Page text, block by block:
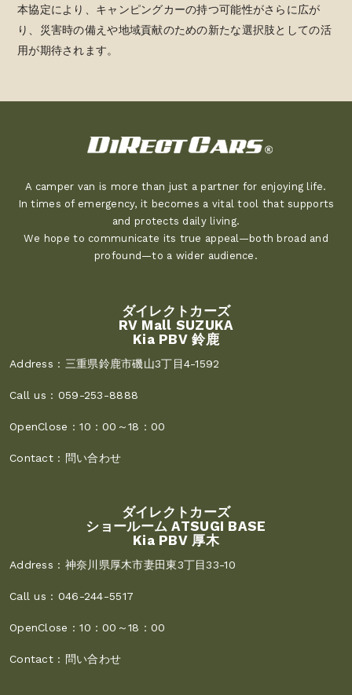
本協定により、キャンピングカーの持つ可能性がさらに広が
り、災害時の備えや地域貢献のための新たな選択肢としての活
用が期待されます。
A camper van is more than just a partner for enjoying life.
In times of emergency, it becomes a vital tool that supports
and protects daily living.
We hope to communicate its true appeal—both broad and
profound—to a wider audience.
ダイレクトカーズ
RV Mall SUZUKA
Kia PBV 鈴鹿
Address : 三重県鈴鹿市磯山3丁目4-1592
Call us : 059-253-8888
OpenClose :10：00～18：00
Contact : 問い合わせ
ダイレクトカーズ
ショールーム ATSUGI BASE
Kia PBV 厚木
Address : 神奈川県厚木市妻田東3丁目33-10
Call us : 046-244-5517
OpenClose :10：00～18：00
Contact : 問い合わせ